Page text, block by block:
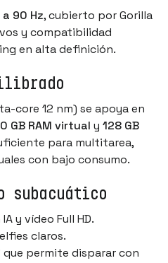
a 90 Hz, cubierto por Gorilla
y compatibilidad
en alta definición.
core 12 nm) se apoya en
GB RAM virtual y 128 GB
para multitarea,
con bajo consumo.
subacuático
y vídeo Full HD.
claros.
que permite disparar con